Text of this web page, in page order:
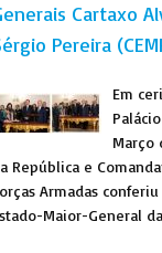
Cartaxo
Pereira
Em
Março
República e
Armadas
Maior-General